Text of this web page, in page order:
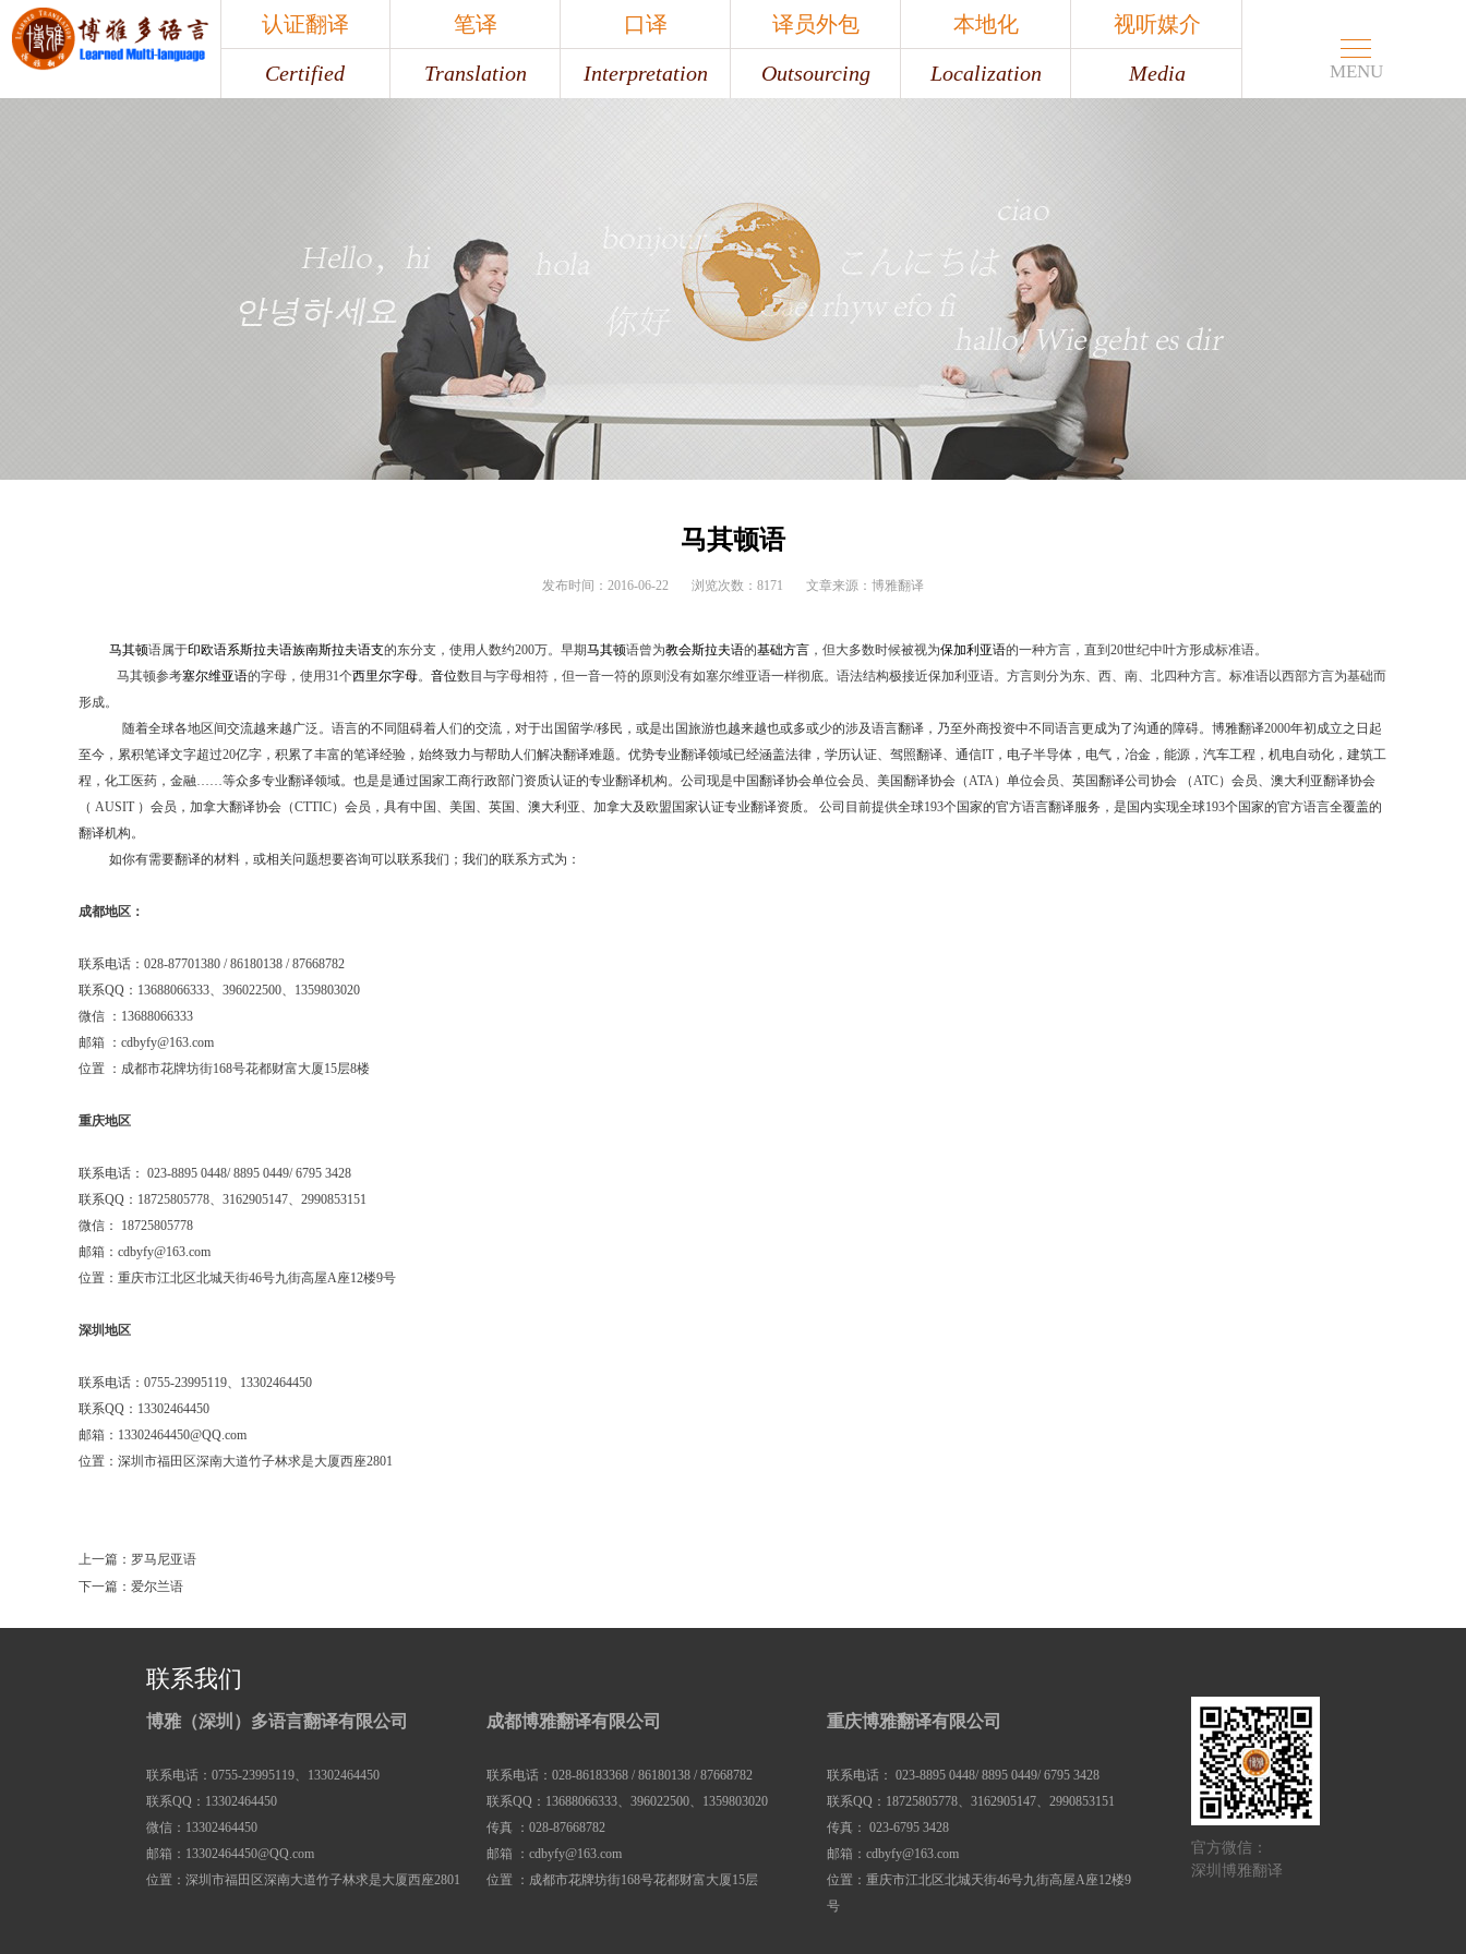
认证翻译
Certified
笔译
Translation
口译
Interpretation
译员外包
Outsourcing
本地化
Localization
视听媒介
Media MENU
马其顿语
发布时间：2016-06-22 浏览次数：8171 文章来源：博雅翻译
马其顿语属于印欧语系斯拉夫语族南斯拉夫语支的东分支，使用人数约200万。早期马其顿语曾为教会斯拉夫语的基础方言 ，但大多数时候被视为保加利亚语的一种方言，直到 20世纪中叶方形成标准语。
马其顿参考塞尔维亚语的字母，使用31个西里尔字母。 音位数目与字母相符，但一音一符的原则没有如塞尔维亚语一样彻底。语法结构极接近保加利亚语。方言则分为东、西、南、北四种方言。标准语以西部方言为基础而
形成。
随着全球各地区间交流越来越广泛。语言的不同阻碍着人们的交流，对于出国留学/移民，或是出国旅游也越来越也或多或少的涉及语言翻译，乃至外商投资中不同语言更成为了沟通的障碍。博雅翻译2000年初成立之日起
至今，累积笔译文字超过20亿字，积累了丰富的笔译经验，始终致力与帮助人们解决翻译难题。优势专业翻译领域已经涵盖法律，学历认证、驾照翻译、通信IT ，电子半导体，电气，冶金，能源，汽车工程，机电自动化，建筑工
程，化工医药，金融……等众多专业翻译领域。也是是通过国家工商行政部门资质认证的专业翻译机构。公司现是中国翻译协会单位会员、美国翻译协会（ATA）单位会员、英国翻译公司协会 （ATC）会员、澳大利亚翻译协会
（ AUSIT ）会员，加拿大翻译协会（CTTIC）会员，具有中国、美国、英国、澳大利亚、加拿大及欧盟国家认证专业翻译资质。 公司目前提供全球193个国家的官方语言翻译服务，是国内实现全球193个国家的官方语言全覆盖的
翻译机构。
如你有需要翻译的材料，或相关问题想要咨询可以联系我们；我们的联系方式为：
成都地区：
联系电话： 028-87701380 / 86180138 / 87668782
联系QQ ： 13688066333、 396022500、 1359803020
微信 ： 13688066333
邮箱
： cdbyfy@163.com
位置 ：成都市花牌坊街168号花都财富大厦15层8楼
重庆地区
联系电话： 023-8895 0448/ 8895 0449/ 6795 3428
联系QQ ： 18725805778、 3162905147、 2990853151
微信：
18725805778
邮箱： cdbyfy@163.com
位置：重庆市江北区北城天街46号九街高屋A座12楼9号
深圳地区
联系电话： 0755-23995119、 13302464450
联系QQ ： 13302464450
邮箱： 13302464450@QQ.com
位置：深圳市福田区深南大道竹子林求是大厦西座2801
上一篇：罗马尼亚语
下一篇：爱尔兰语
联系我们
博雅（深圳）多语言翻译有限公司
联系电话：0755-23995119、13302464450
联系QQ：13302464450
微信：13302464450
邮箱：13302464450@QQ.com
位置：深圳市福田区深南大道竹子林求是大厦西座2801
成都博雅翻译有限公司
联系电话：028-86183368 / 86180138 / 87668782
联系QQ：13688066333、396022500、1359803020
传真 ：028-87668782
邮箱 ：cdbyfy@163.com
位置 ：成都市花牌坊街168号花都财富大厦15层
重庆博雅翻译有限公司
联系电话： 023-8895 0448/ 8895 0449/ 6795 3428
联系QQ：18725805778、3162905147、2990853151
传真： 023-6795 3428
邮箱：cdbyfy@163.com
位置：重庆市江北区北城天街46号九街高屋A座12楼9
号
官方微信：
深圳博雅翻译